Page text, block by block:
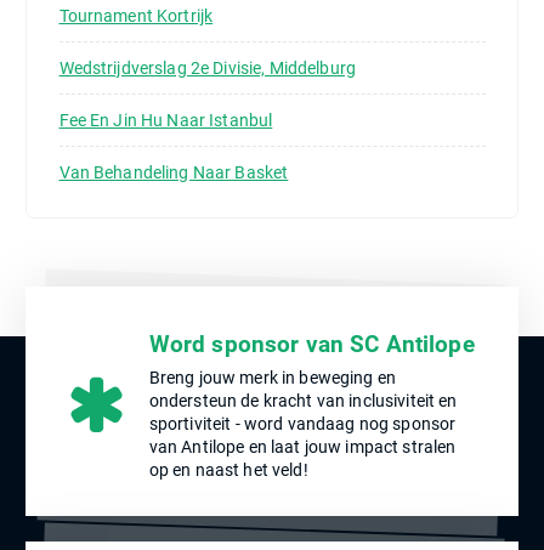
Tournament Kortrijk
Wedstrijdverslag 2e Divisie, Middelburg
Fee En Jin Hu Naar Istanbul
Van Behandeling Naar Basket
Word sponsor van SC Antilope
Breng jouw merk in beweging en
ondersteun de kracht van inclusiviteit en
sportiviteit - word vandaag nog sponsor
van Antilope en laat jouw impact stralen
op en naast het veld!